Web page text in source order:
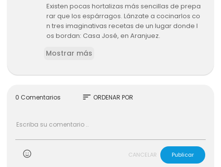
Existen pocas hortalizas más sencillas de prepa
rar que los espárragos. Lánzate a cocinarlos co
n tres imaginativas recetas de un lugar donde l
os bordan: Casa José, en Aranjuez.
EL COMIDISTA estrena canal en YouTube, ¿A qué
Cada semana publicamos nuevos vídeos de g
s del arte culinario y mucho más.
a comida.
http://cort.as/-7
Mostrar más
0 Comentarios sort ORDENAR POR
CANCELAR Publicar